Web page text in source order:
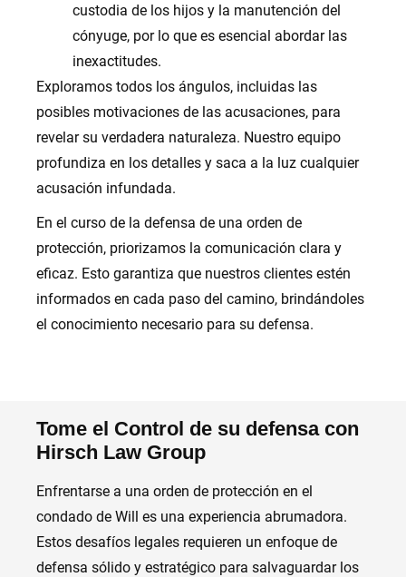
custodia de los hijos y la manutención del
cónyuge, por lo que es esencial abordar las
inexactitudes.
Exploramos todos los ángulos, incluidas las
posibles motivaciones de las acusaciones, para
revelar su verdadera naturaleza. Nuestro equipo
profundiza en los detalles y saca a la luz cualquier
acusación infundada.
En el curso de la defensa de una orden de
protección, priorizamos la comunicación clara y
eficaz. Esto garantiza que nuestros clientes estén
informados en cada paso del camino, brindándoles
el conocimiento necesario para su defensa.
Tome el Control de su defensa con
Hirsch Law Group
Enfrentarse a una orden de protección en el
condado de Will es una experiencia abrumadora.
Estos desafíos legales requieren un enfoque de
defensa sólido y estratégico para salvaguardar los